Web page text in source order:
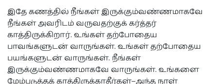
இதே கணத்தில் நீங்கள் இருக்கும்வண்ணமாகவே
நீங்கள் அவரிடம் வருவதற்குக் கர்த்தர்
காத்திருக்கிறார். உங்கள் தற்போதைய
பாவங்களுடன் வாருங்கள். உங்கள் தற்போதைய
பயங்களுடன் வாருங்கள். நீங்கள்
இருக்கும்வண்ணமாகவே வாருங்கள். உங்களை